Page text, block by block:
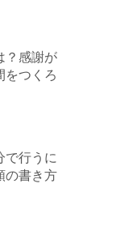
？感謝が
をつくろ
で行うに
の書き方